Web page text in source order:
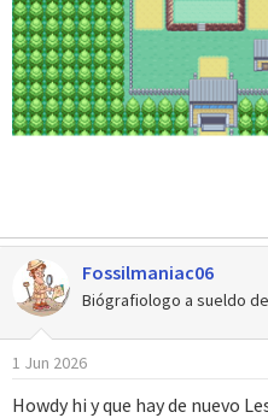
Fossilmaniac06
Biógrafiologo a sueldo
1 Jun 2026
Howdy hi y que hay de nuevo